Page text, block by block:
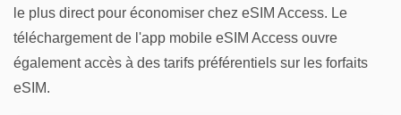
le plus direct pour économiser chez eSIM Access. Le
téléchargement de l'app mobile eSIM Access ouvre
également accès à des tarifs préférentiels sur les forfaits
eSIM.